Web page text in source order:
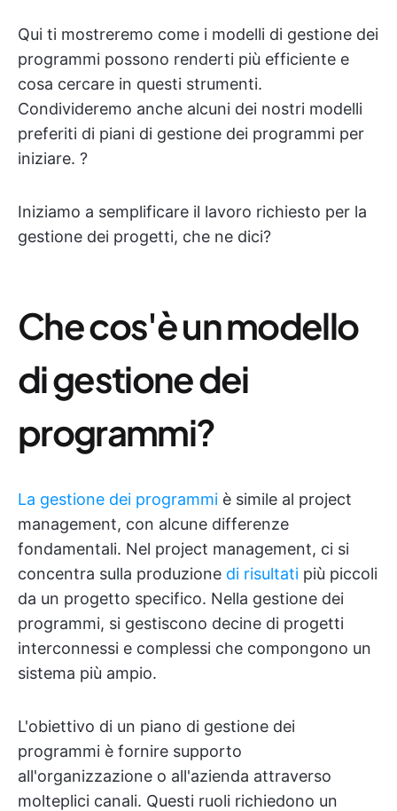
Qui ti mostreremo come i modelli di gestione dei
programmi possono renderti più efficiente e
cosa cercare in questi strumenti.
Condivideremo anche alcuni dei nostri modelli
preferiti di piani di gestione dei programmi per
iniziare. ?
Iniziamo a semplificare il lavoro richiesto per la
gestione dei progetti, che ne dici?
Che cos'è un modello
di gestione dei
programmi?
La gestione dei programmi è simile al project
management, con alcune differenze
fondamentali. Nel project management, ci si
concentra sulla produzione di risultati più piccoli
da un progetto specifico. Nella gestione dei
programmi, si gestiscono decine di progetti
interconnessi e complessi che compongono un
sistema più ampio.
L'obiettivo di un piano di gestione dei
programmi è fornire supporto
all'organizzazione o all'azienda attraverso
molteplici canali. Questi ruoli richiedono un